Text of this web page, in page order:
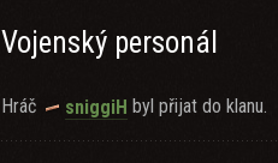
Vojenský personál
Hráč sniggiH byl přijat do klanu.